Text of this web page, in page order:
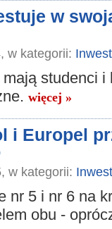
w
w kategorii:
studenci i
więcej »
i Europel
w kategorii:
nr 5 i nr 6 na
obu -